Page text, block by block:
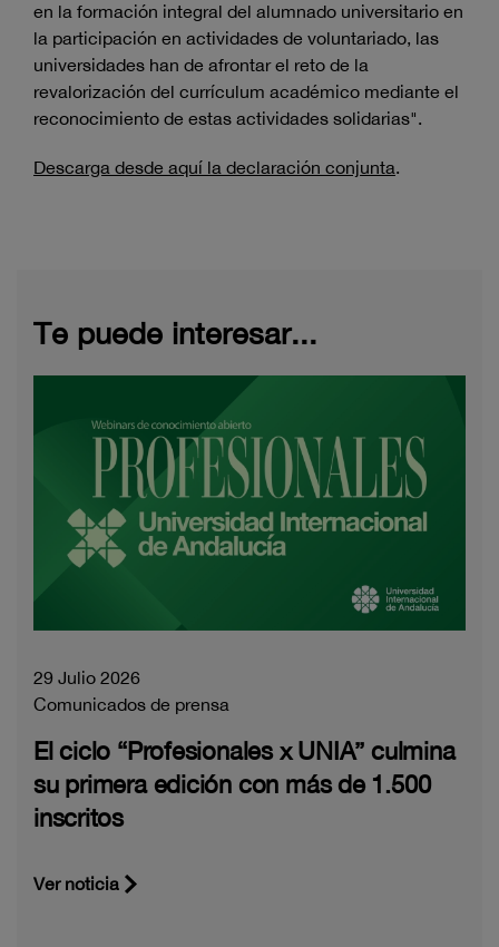
en la formación integral del alumnado universitario en
la participación en actividades de voluntariado, las
universidades han de afrontar el reto de la
revalorización del currículum académico mediante el
reconocimiento de estas actividades solidarias".
Descarga desde aquí la declaración conjunta.
Te puede interesar...
29 Julio 2026
Comunicados de prensa
El ciclo “Profesionales x UNIA” culmina
su primera edición con más de 1.500
inscritos
Ver noticia